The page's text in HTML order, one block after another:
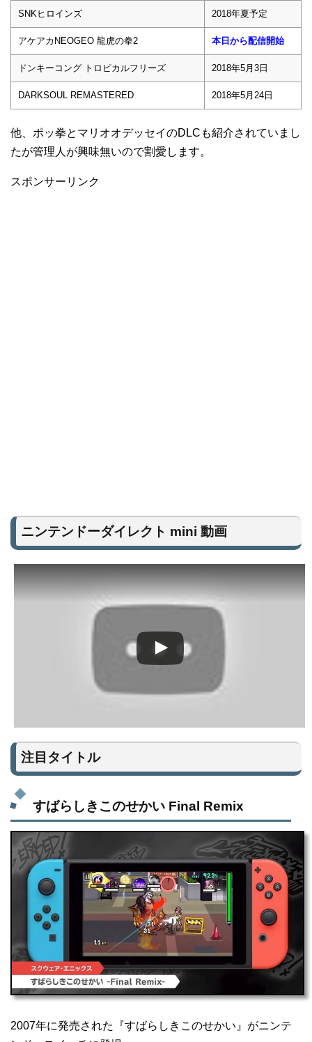
SNKヒロインズ 2018年夏予定
アケアカNEOGEO 龍虎の拳2 本日から配信開始
ドンキーコング トロピカルフリーズ 2018年5月3日
DARKSOUL REMASTERED 2018年5月24日
他、ポッ拳とマリオオデッセイのDLCも紹介されていまし
たが管理人が興味無いので割愛します。
スポンサーリンク
ニンテンドーダイレクト mini 動画
この動画を YouTube で視聴
注目タイトル
すばらしきこのせかい Final Remix
2007年に発売された『すばらしきこのせかい』がニンテ